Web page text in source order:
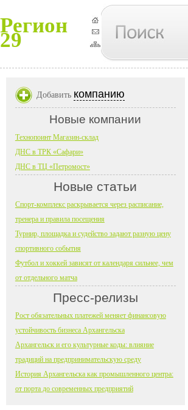
Регион
29
Добавить компанию
Новые компании
Технопоинт Магазин-склад
ДНС в ТРК «Сафари»
ДНС в ТЦ «Петромост»
Новые статьи
Спорт-комплекс раскрывается через расписание,
тренера и правила посещения
Турнир, площадка и судейство задают разную цену
спортивного события
Футбол и хоккей зависят от календаря сильнее, чем
от отдельного матча
Пресс-релизы
Рост обязательных платежей меняет финансовую
устойчивость бизнеса Архангельска
Архангельск и его культурные коды: влияние
традиций на предпринимательскую среду
История Архангельска как промышленного центра:
от порта до современных предприятий